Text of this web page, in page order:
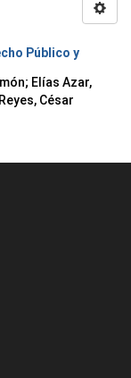
Público y
; Elías Azar,
César